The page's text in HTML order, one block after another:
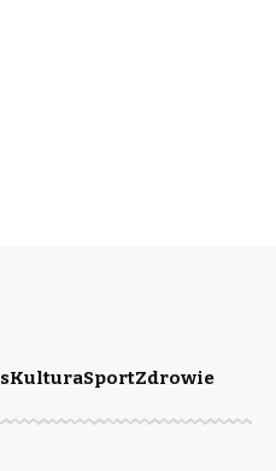
KulturaSportZdrowie